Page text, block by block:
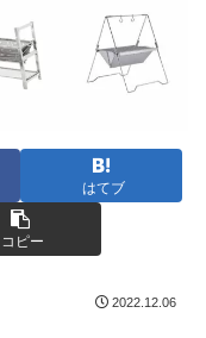
はてブ
コピー
2022.12.06